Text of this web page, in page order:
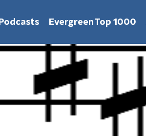
Podcasts Evergreen Top 1000